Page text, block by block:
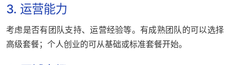
3. 运营能力
考虑是否有团队支持、运营经验等。有成熟团队的可以选择
高级套餐；个人创业的可从基础或标准套餐开始。